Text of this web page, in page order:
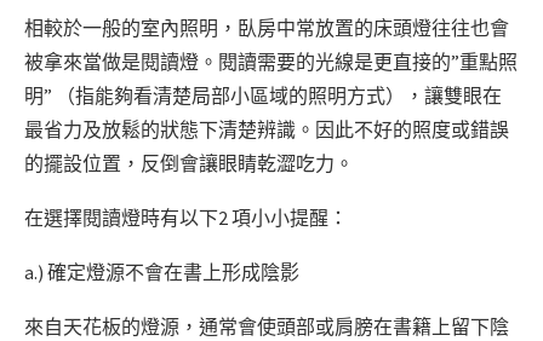
相較於一般的室內照明，臥房中常放置的床頭燈往往也會
被拿來當做是閱讀燈。閱讀需要的光線是更直接的”重點照
明” （指能夠看清楚局部小區域的照明方式），讓雙眼在
最省力及放鬆的狀態下清楚辨識。因此不好的照度或錯誤
的擺設位置，反倒會讓眼睛乾澀吃力。
在選擇閱讀燈時有以下2 項小小提醒：
a.) 確定燈源不會在書上形成陰影
來自天花板的燈源，通常會使頭部或肩膀在書籍上留下陰